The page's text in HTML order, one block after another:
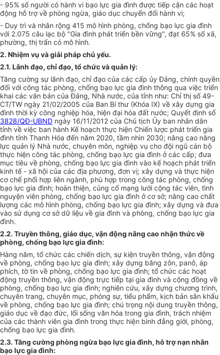
- 95% số người có hành vi bạo lực gia đình được tiếp cận các hoạt
động hỗ trợ về phòng ngừa, giáo dục chuyển đổi hành vi;
- Duy trì và nhân rộng 415 mô hình phòng, chống bạo lực gia đình
với 2.075 câu lạc bộ "Gia đình phát triển bền vững", đạt 65% số xã,
phường, thị trấn có mô hình.
2. Nhiệm vụ và giải pháp chủ yếu.
2.1. Lãnh đạo, chỉ đạo, tổ chức và quản lý:
Tăng cường sự lãnh đạo, chỉ đạo của các cấp ủy Đảng, chính quyền
đối với công tác phòng, chống bạo lực gia đình thông qua việc triển
khai các văn bản của Đảng, Nhà nước, của tỉnh như: Chỉthị số 49-
CT/TW ngày 21/02/2005 của Ban Bí thư (Khóa IX) về xây dựng gia
đình thời kỳ công nghiệp hóa, hiện đại hóa đất nước; Quyết định số
3828/QĐ-UBND ngày 16/11/2012 của Chủ tịch Ủy ban nhân dân
tỉnh về việc ban hành Kế hoạch thực hiện Chiến lược phát triển gia
đình tỉnh Thanh Hóa đến năm 2020, tầm nhìn 2030; nâng cao năng
lực quản lý Nhà nước, chuyên môn, nghiệp vụ cho đội ngũ cán bộ
thực hiện công tác phòng, chống bạo lực gia đình ở các cấp; đưa
mục tiêu về phòng, chống bạo lực gia đình vào kế hoạch phát triển
kinh tế - xã hội của các địa phương, đơn vị; xây dựng và thực hiện
cơ chế phối hợp liên ngành, phù hợp trong công tác phòng, chống
bạo lực gia đình; hoàn thiện, củng cố mạng lưới cộng tác viên, tình
nguyện viên phòng, chống bạo lực gia đình ở cơ sở; nâng cao chất
lượng các mô hình phòng, chống bạo lực gia đình; xây dựng và đưa
vào sử dụng cơ sở dữ liệu về gia đình và phòng, chống bạo lực gia
đình.
2.2. Truyền thông, giáo dục, vận động nâng cao nhận thức về
phòng, chống bạo lực gia đình:
Hàng năm, tổ chức các chiến dịch, sự kiện truyền thông, vận động
về phòng, chống bạo lực gia đình; xây dựng băng zôn, panô, áp
phích, tờ tin về phòng, chống bạo lực gia đình; tổ chức các hoạt
động truyền thông, vận động trực tiếp tại gia đình và cộng đồng về
phòng, chống bạo lực gia đình; nghiên cứu, xây dựng chương trình,
chuyên trang, chuyên mục, phóng sự, tiểu phẩm, kịch bản sân khấu
về phòng, chống bạo lực gia đình; chú trọng nội dung truyền thông,
giáo dục về đạo đức, lối sống văn hóa trong gia đình, trách nhiệm
của các thành viên gia đình trong thực hiện bình đẳng giới, phòng,
chống bạo lực gia đình.
2.3. Tăng cường phòng ngừa bạo lực gia đình, hỗ trợ nạn nhân
bạo lực gia đình: